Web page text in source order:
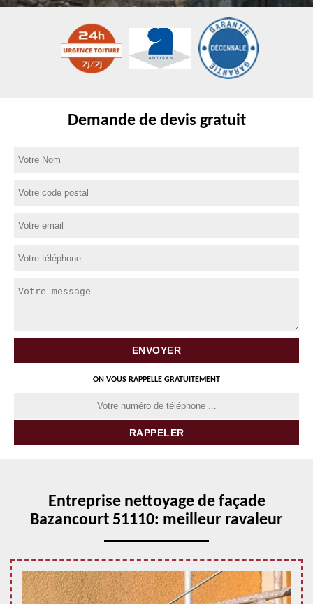
Demande de devis gratuit
ON VOUS RAPPELLE GRATUITEMENT
Entreprise nettoyage de façade
Bazancourt 51110: meilleur ravaleur